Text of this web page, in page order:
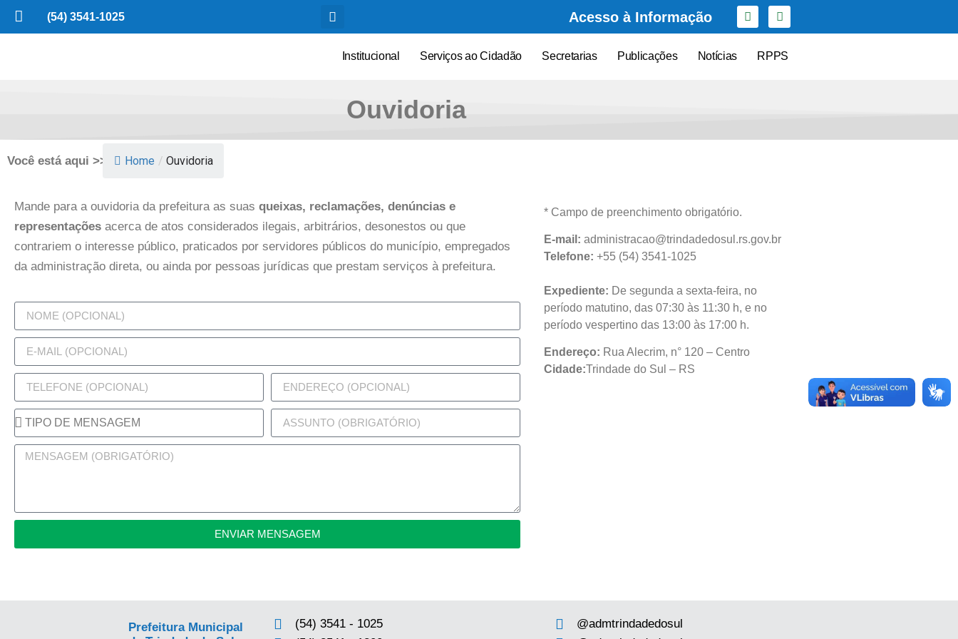
(54) 3541-1025 Acesso à Informação
Institucional Serviços ao Cidadão Secretarias Publicações Notícias RPPS
Ouvidoria
Você está aqui >> Home / Ouvidoria
Mande para a ouvidoria da prefeitura as suas queixas, reclamações, denúncias e
representações acerca de atos considerados ilegais, arbitrários, desonestos ou que
contrariem o interesse público, praticados por servidores públicos do município, empregados
da administração direta, ou ainda por pessoas jurídicas que prestam serviços à prefeitura.
ENVIAR MENSAGEM
* Campo de preenchimento obrigatório.
E-mail: administracao@trindadedosul.rs.gov.br
Telefone:+55 (54) 3541-1025
Expediente: De segunda a sexta-feira, no
período matutino, das 07:30 às 11:30 h, e no
período vespertino das 13:00 às 17:00 h.
Endereço: Rua Alecrim, n° 120 – Centro
Cidade:Trindade do Sul – RS
Prefeitura Municipal
(54) 3541 - 1025
@admtrindadedosul